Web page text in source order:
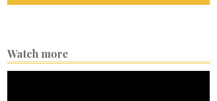
Watch more